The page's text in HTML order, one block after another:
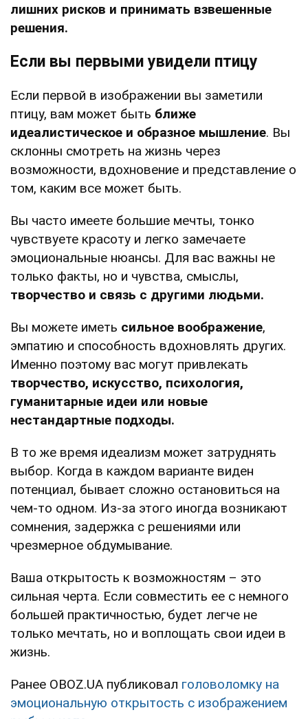
лишних рисков и принимать взвешенные
решения.
Если вы первыми увидели птицу
Если первой в изображении вы заметили
птицу, вам может быть ближе
идеалистическое и образное мышление. Вы
склонны смотреть на жизнь через
возможности, вдохновение и представление о
том, каким все может быть.
Вы часто имеете большие мечты, тонко
чувствуете красоту и легко замечаете
эмоциональные нюансы. Для вас важны не
только факты, но и чувства, смыслы,
творчество и связь с другими людьми.
Вы можете иметь сильное воображение,
эмпатию и способность вдохновлять других.
Именно поэтому вас могут привлекать
творчество, искусство, психология,
гуманитарные идеи или новые
нестандартные подходы.
В то же время идеализм может затруднять
выбор. Когда в каждом варианте виден
потенциал, бывает сложно остановиться на
чем-то одном. Из-за этого иногда возникают
сомнения, задержка с решениями или
чрезмерное обдумывание.
Ваша открытость к возможностям – это
сильная черта. Если совместить ее с немного
большей практичностью, будет легче не
только мечтать, но и воплощать свои идеи в
жизнь.
Ранее OBOZ.UA публиковал головоломку на
эмоциональную открытость с изображением